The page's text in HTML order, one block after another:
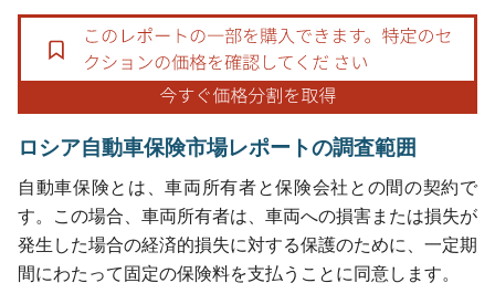
ロシア自動車保険市場レポートの調査範囲
自動車保険とは、車両所有者と保険会社との間の契約で
す。この場合、車両所有者は、車両への損害または損失が
発生した場合の経済的損失に対する保護のために、一定期
間にわたって固定の保険料を支払うことに同意します。